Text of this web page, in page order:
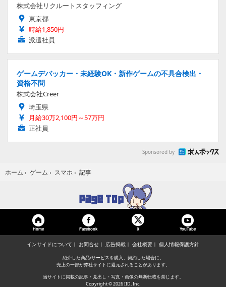
株式会社リクルートスタッフィング
東京都
時給1,850円
派遣社員
ゲームデバッカー・未経験OK・新作ゲームの不具合検出・
資格不問
株式会社Creer
埼玉県
月給30万2,100円～57万円
正社員
Sponsored by
ホーム › ゲーム › スマホ › 記事
Home Facebook X YouTube
インサイドについて お問合せ 広告掲載 会社概要 個人情報保護方針
紹介した商品/サービスを購入、契約した場合に、
売上の一部が弊社サイトに還元されることがあります。
当サイトに掲載の記事・見出し・写真・画像の無断転載を禁じます。
Copyright © 2026 IID, Inc.